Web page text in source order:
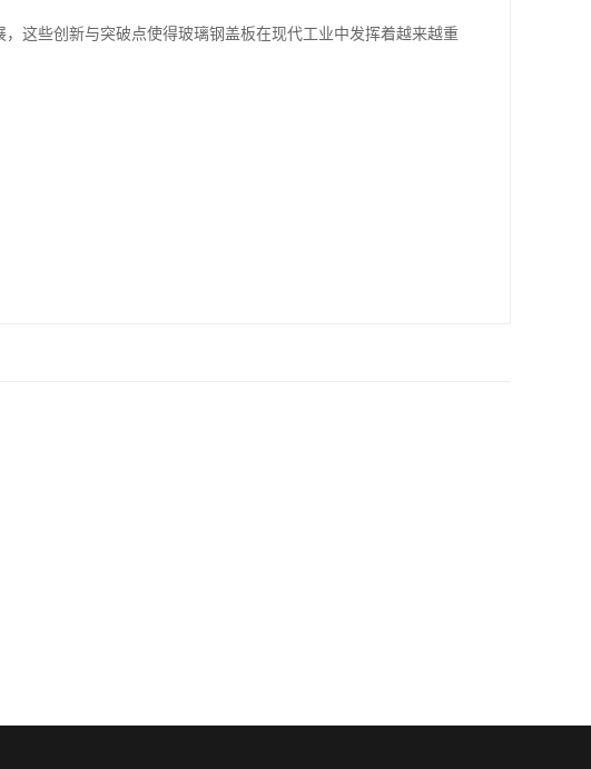
这些创新与突破点使得玻璃钢盖板在现代工业中发挥着越来越重